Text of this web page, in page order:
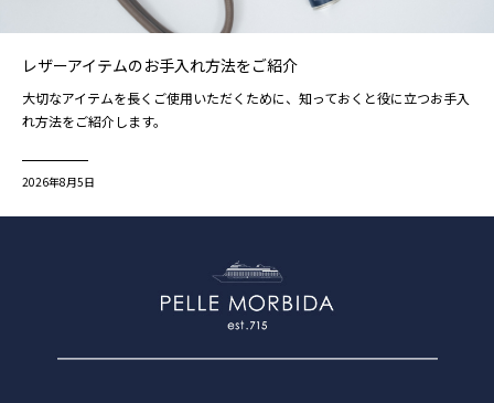
レザーアイテムのお手入れ方法をご紹介
大切なアイテムを長くご使用いただくために、知っておくと役に立つお手入
れ方法をご紹介します。
2026年8月5日